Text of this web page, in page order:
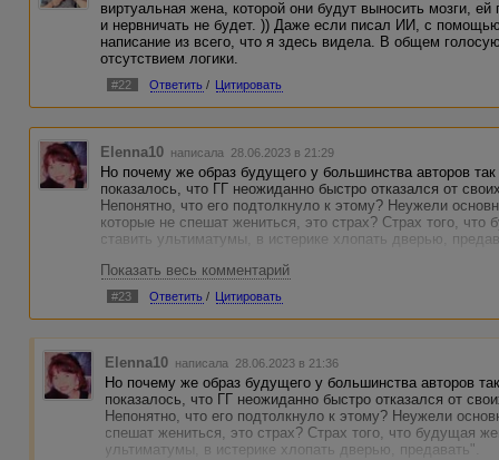
виртуальная жена, которой они будут выносить мозги,
и нервничать не будет. )) Даже если писал ИИ, с
написание из всего, что я здесь видела. В общем
отсутствием логики.
#22 Ответить / Цитировать
Elenna10 написала 28.06.2023 в 21:29
Но почему же образ будущего у большинства авторов
показалось, что ГГ неожиданно быстро отказался от
Непонятно, что его подтолкнуло к этому? Неужели
которые не спешат жениться, это страх? Страх того,
ставить ультиматумы, в истерике хлопать дверью,
Показать весь комментарий
#23 Ответить / Цитировать
Elenna10 написала 28.06.2023 в 21:36
Но почему же образ будущего у большинства авторов
показалось, что ГГ неожиданно быстро отказался от
Непонятно, что его подтолкнуло к этому? Неужели
спешат жениться, это страх? Страх того, что будущая
ультиматумы, в истерике хлопать дверью, предавать".